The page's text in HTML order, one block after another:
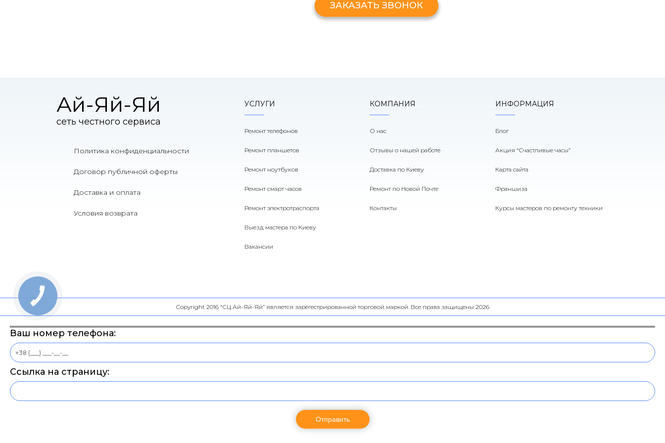
ЗАКАЗАТЬ ЗВОНОК
Ай-Яй-Яй
сеть честного сервиса
Политика конфиденциальности
Договор публичной оферты
Доставка и оплата
Условия возврата
УСЛУГИ
Ремонт телефонов
Ремонт планшетов
Ремонт ноутбуков
Ремонт смарт часов
Ремонт электротраспорта
Выезд мастера по Киеву
Вакансии
КОМПАНИЯ
О нас
Отзывы о нашей работе
Доставка по Киеву
Ремонт по Новой Почте
Контакты
ИНФОРМАЦИЯ
Блог
Акция “Счастливые часы”
Карта сайта
Франшиза
Курсы мастеров по ремонту техники
Copyright 2016 “СЦ Ай-Яй-Яй” является зарегестрированной торговой маркой. Все права защищены 2026
Ваш номер телефона:
Ссылка на страницу: